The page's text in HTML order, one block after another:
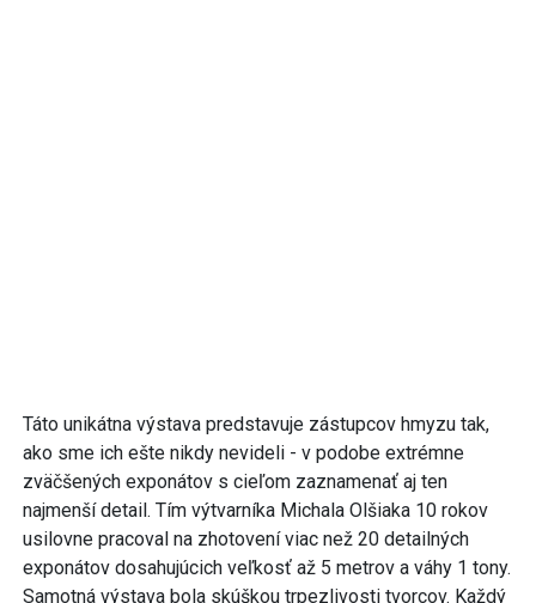
Táto unikátna výstava predstavuje zástupcov hmyzu tak,
ako sme ich ešte nikdy nevideli - v podobe extrémne
zväčšených exponátov s cieľom zaznamenať aj ten
najmenší detail. Tím výtvarníka Michala Olšiaka 10 rokov
usilovne pracoval na zhotovení viac než 20 detailných
exponátov dosahujúcich veľkosť až 5 metrov a váhy 1 tony.
Samotná výstava bola skúškou trpezlivosti tvorcov. Každý